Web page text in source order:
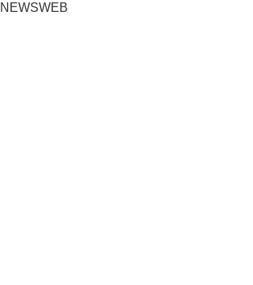
NEWSWEB